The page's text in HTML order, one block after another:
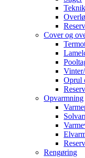
Teknik
Cover og
Oprul
Opvarmning
Rengøring